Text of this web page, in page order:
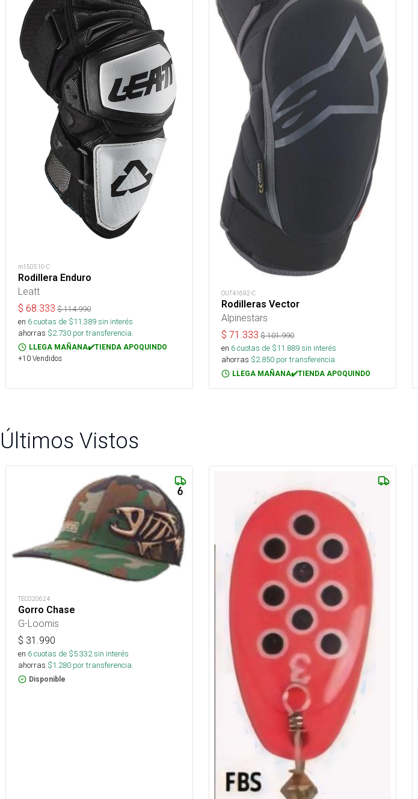
m150510-C
Rodillera Enduro
Leatt
$ 68.333 $114.990
en 6cuotas de $11.389sin interés
ahorras $2.730 por transferencia.
LLEGA MAÑANA✔️TIENDA APOQUINDO
+10 Vendidos
OUT41692-C
Rodilleras Vector
Alpinestars
$ 71.333 $101.990
en 6cuotas de $11.889sin interés
ahorras $2.850 por transferencia.
LLEGA MAÑANA✔️TIENDA APOQUINDO
Últimos Vistos
TEC020624
Gorro Chase
G-Loomis
$ 31.990
en 6cuotas de $5.332sin interés
ahorras $1.280 por transferencia.
Disponible